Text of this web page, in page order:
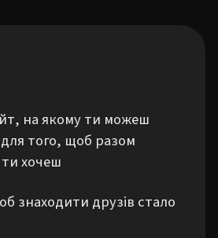
на якому ти можеш
того, щоб разом
хочеш
знаходити друзів стало